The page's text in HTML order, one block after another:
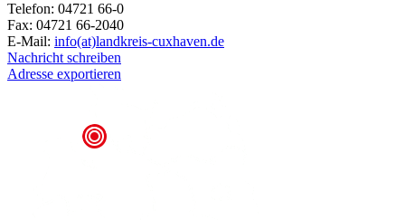
Telefon: 04721 66-0
Fax: 04721 66-2040
E-Mail: info(at)landkreis-cuxhaven.de
Nachricht schreiben
Adresse exportieren